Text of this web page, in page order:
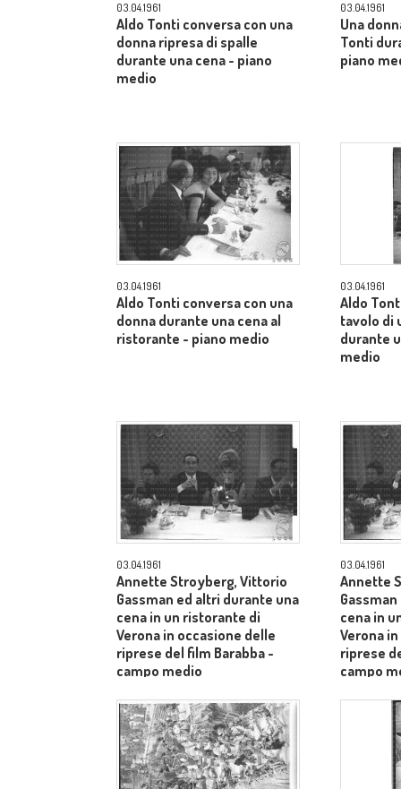
03.04.1961
Aldo Tonti conversa con una
donna ripresa di spalle
durante una cena - piano
medio
03.04.1961
Una
Tonti
piano
03.04.1961
Aldo Tonti conversa con una
donna durante una cena al
ristorante - piano medio
03.04.1961
Aldo
tavolo di
durante
medio
03.04.1961
Annette Stroyberg, Vittorio
Gassman ed altri durante una
cena in un ristorante di
Verona in occasione delle
riprese del film Barabba -
campo medio
03.04.1961
Annette
cena in
Verona
riprese
campo